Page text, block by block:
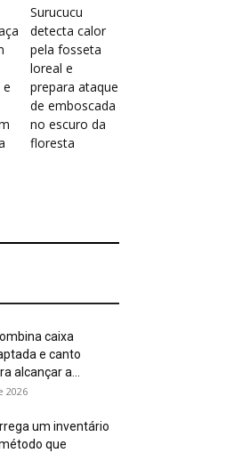
e
Surucucu
detecta calor
pela fosseta
loreal e
prepara ataque
de emboscada
no escuro da
floresta
caixa
e canto
alcançar a...
2026
um inventário
que